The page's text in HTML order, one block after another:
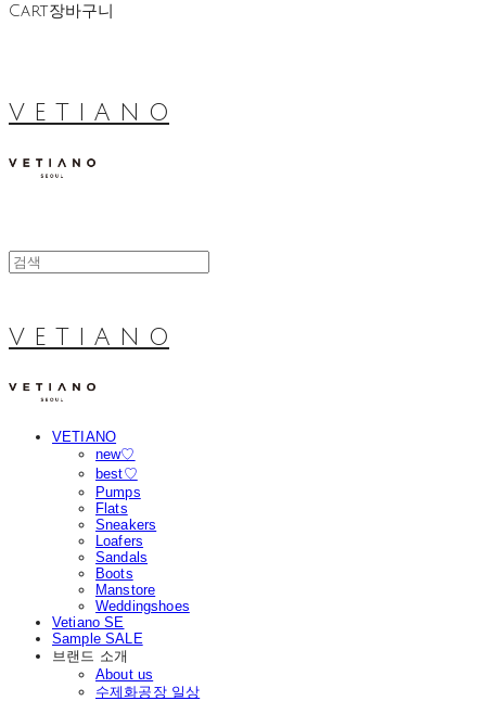
Cart장바구니
V E T I A N O
V E T I A N O
VETIANO
new♡
best♡
Pumps
Flats
Sneakers
Loafers
Sandals
Boots
Manstore
Weddingshoes
Vetiano SE
Sample SALE
브랜드 소개
About us
수제화공장 일상